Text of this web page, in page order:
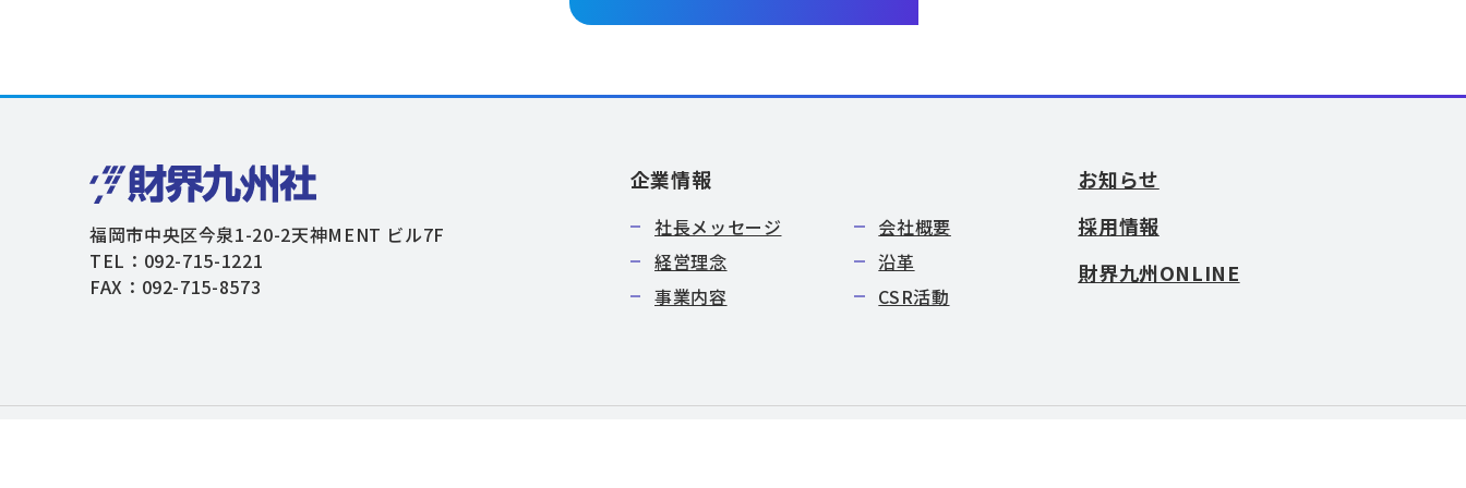
福岡市中央区今泉1-20-2天神MENT ビル7F
TEL：092-715-1221
FAX：092-715-8573
企業情報
社長メッセージ
会社概要
経営理念
沿革
事業内容
CSR活動
お知らせ
採用情報
財界九州ONLINE